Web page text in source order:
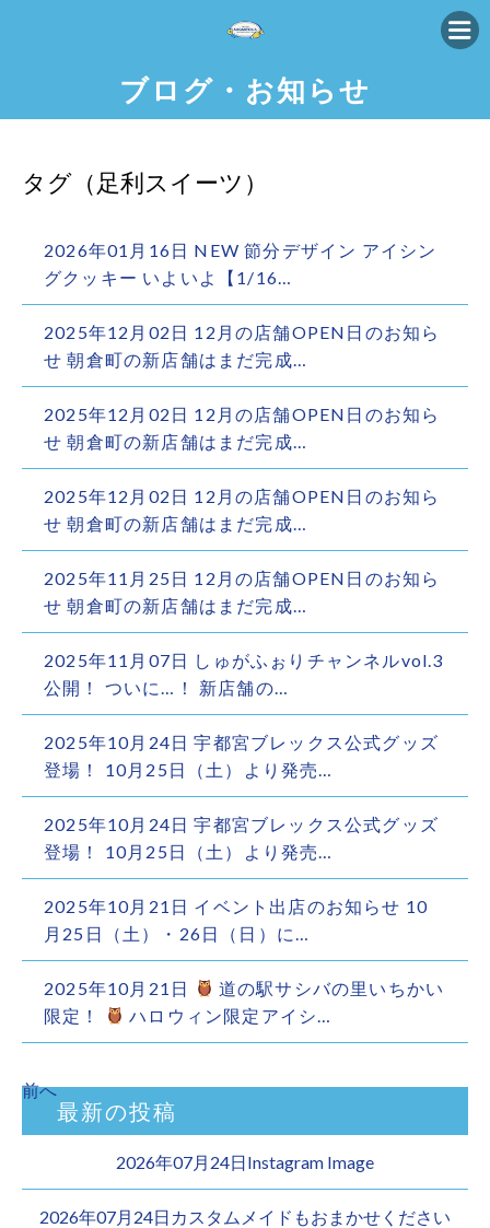
ブログ・お知らせ
タグ（足利スイーツ）
2026年01月16日 NEW 節分デザイン アイシン
グクッキー いよいよ【1/16…
2025年12月02日 12月の店舗OPEN日のお知ら
せ 朝倉町の新店舗はまだ完成…
2025年12月02日 12月の店舗OPEN日のお知ら
せ 朝倉町の新店舗はまだ完成…
2025年12月02日 12月の店舗OPEN日のお知ら
せ 朝倉町の新店舗はまだ完成…
2025年11月25日 12月の店舗OPEN日のお知ら
せ 朝倉町の新店舗はまだ完成…
2025年11月07日 しゅがふぉりチャンネルvol.3
公開！ ついに…！ 新店舗の…
2025年10月24日 宇都宮ブレックス公式グッズ
登場！ 10月25日（土）より発売…
2025年10月24日 宇都宮ブレックス公式グッズ
登場！ 10月25日（土）より発売…
2025年10月21日 イベント出店のお知らせ 10
月25日（土）・26日（日）に…
2025年10月21日
道の駅サシバの里いちかい
限定！
ハロウィン限定アイシ…
前へ
最新の投稿
2026年07月24日Instagram Image
2026年07月24日カスタムメイドもおまかせください︎